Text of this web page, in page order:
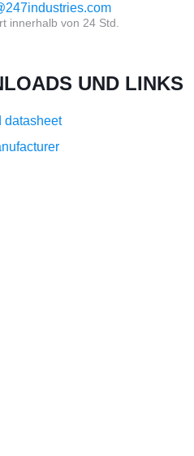
innerhalb von 24 Std.
UND LINKS
datasheet